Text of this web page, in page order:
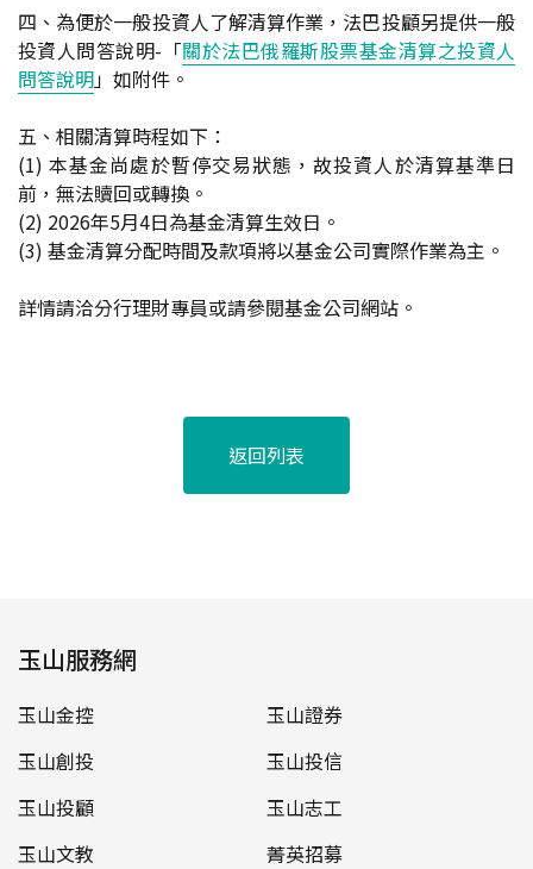
四、為便於一般投資人了解清算作業，法巴投顧另提供一般
投資人問答說明-「關於法巴俄羅斯股票基金清算之投資人
問答說明」如附件。
五、相關清算時程如下：
(1)本基金尚處於暫停交易狀態，故投資人於清算基準日
前，無法贖回或轉換。
(2) 2026年5月4日為基金清算生效日。
(3) 基金清算分配時間及款項將以基金公司實際作業為主。
詳情請洽分行理財專員或請參閱基金公司網站。
返回列表
玉山服務網
玉山金控
玉山證券
玉山創投
玉山投信
玉山投顧
玉山志工
玉山文教
菁英招募